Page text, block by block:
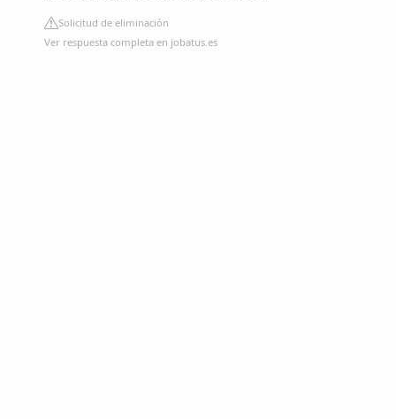
Solicitud de eliminación
Ver respuesta completa en jobatus.es